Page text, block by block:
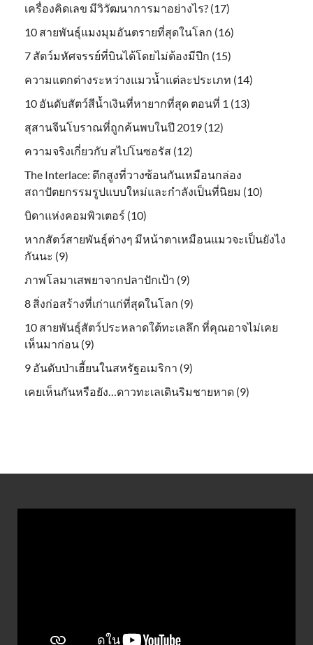
เครื่องคิดเลข มีวิวัฒนาการมาอย่างไร? (17)
10 สายพันธุ์แมงมุมอันตรายที่สุดในโลก (16)
7 สัตว์มหัศจรรย์ที่บินได้โดยไม่ต้องมีปีก (15)
ความแตกต่างระหว่างแมวน้ำแต่ละประเภท (14)
10 อันดับสัตว์สีน้ำเงินที่หายากที่สุด ตอนที่ 1 (13)
สุสานจีนโบราณที่ถูกค้นพบในปี 2019 (12)
ความจริงเกี่ยวกับ สไปโนซอรัส (12)
The Interlace: ตึกสูงที่วางซ้อนกันเหมือนกล่อง
สถาปัตยกรรมรูปแบบใหม่และกำลังเป็นที่นิยม (10)
บิดาแห่งคอมพิวเตอร์ (10)
หากสัตว์สายพันธุ์ต่างๆ มีหน้าตาเหมือนแมวจะเป็นยังไง
กันนะ (9)
ภาพโลมาเสพยาจากปลาปักเป้า (9)
8 สิ่งก่อสร้างที่เก่าแก่ที่สุดในโลก (9)
10 สายพันธุ์สัตว์ประหลาดใต้ทะเลลึก ที่คุณอาจไม่เคย
เห็นมาก่อน (9)
9 อันดับป่าเฮี้ยนในสหรัฐอเมริกา (9)
เคยเห็นกันหรือยัง…ดาวทะเลเดินริมชายหาด (9)